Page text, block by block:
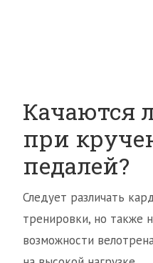
Качаются
при
педалей?
Следует различать
тренировки, но также
возможности